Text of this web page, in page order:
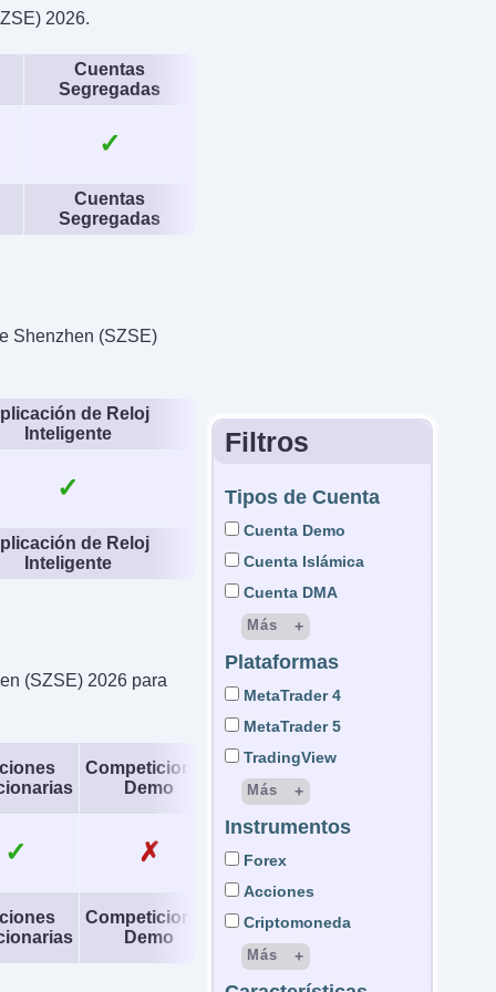
Garantizado
2026.
Cuentas
Segregadas
✓
Cuentas
Segregadas
Shenzhen (SZSE)
de Reloj
Inteligente
✓
de Reloj
Inteligente
(SZSE) 2026 para
Competiciones
Demo
✓ ✗
Competiciones
Demo
Filtros
Tipos de Cuenta
Cuenta Demo
Cuenta Islámica
Cuenta DMA
Más
Cuenta STP
cuenta ECN
Cuenta LAMM
Cuenta MAM
Cuenta PAMM
Plataformas
MetaTrader 4
MetaTrader 5
TradingView
Más
cTrader
DupliTrade
ActTrader
OmniTrader
Wyden
Trading Central
Instrumentos
Forex
Acciones
Criptomoneda
Más